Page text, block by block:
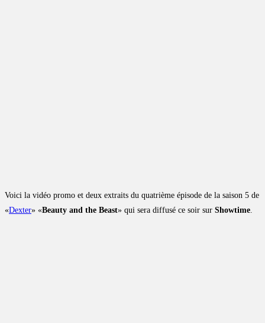
Voici la vidéo promo et deux extraits du quatrième épisode de la saison 5 de
«Dexter» «Beauty and the Beast» qui sera diffusé ce soir sur Showtime.